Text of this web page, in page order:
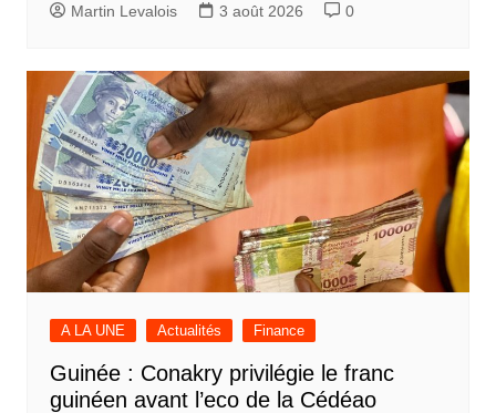
Martin Levalois 3 août 2026 0
A LA UNE Actualités Finance
Guinée : Conakry privilégie le franc
guinéen avant l’eco de la Cédéao